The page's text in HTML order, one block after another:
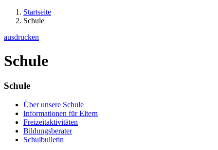
Startseite
Schule
ausdrucken
Schule
Schule
Über unsere Schule
Informationen für Eltern
Freizeitaktivitäten
Bildungsberater
Schulbulletin